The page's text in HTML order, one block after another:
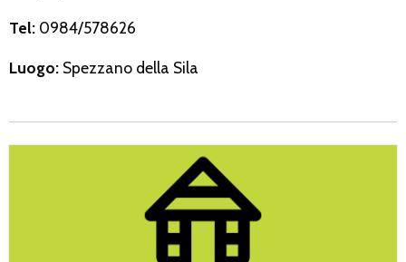
Tel: 0984/578626
Luogo: Spezzano della Sila